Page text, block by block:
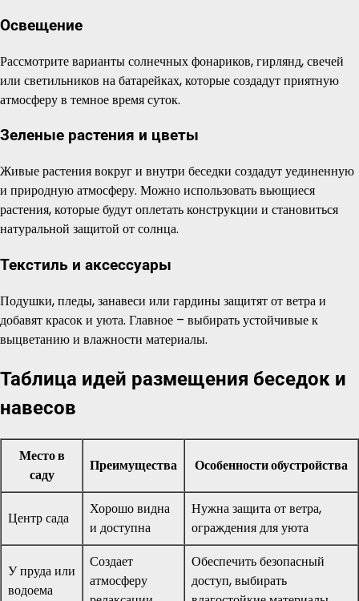
Освещение
Рассмотрите варианты солнечных фонариков, гирлянд, свечей
или светильников на батарейках, которые создадут приятную
атмосферу в темное время суток.
Зеленые растения и цветы
Живые растения вокруг и внутри беседки создадут уединенную
и природную атмосферу. Можно использовать вьющиеся
растения, которые будут оплетать конструкции и становиться
натуральной защитой от солнца.
Текстиль и аксессуары
Подушки, пледы, занавеси или гардины защитят от ветра и
добавят красок и уюта. Главное – выбирать устойчивые к
выцветанию и влажности материалы.
Таблица идей размещения беседок и
навесов
Место в
саду
Преимущества Особенности обустройства
Центр сада
Хорошо видна
и доступна
Нужна защита от ветра,
ограждения для уюта
У пруда или
водоема
Создает
атмосферу
Обеспечить безопасный
доступ, выбирать